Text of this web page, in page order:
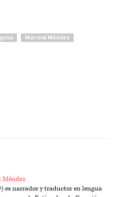
Marceal Méndez
Méndez
es narrador y traductor en lengua